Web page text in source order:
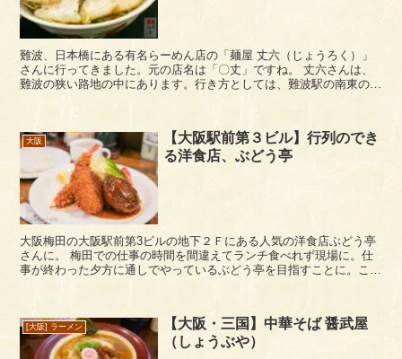
難波、日本橋にある有名らーめん店の「麺屋 丈六（じょうろく）」
さんに行ってきました。元の店名は「〇丈」ですね。 丈六さんは、
難波の狭い路地の中にあります。行き方としては、難波駅の南東の
大阪
【大阪駅前第３ビル】行列のでき
る洋食店、ぶどう亭
大阪梅田の大阪駅前第3ビルの地下２Ｆにある人気の洋食店ぶどう亭
さんに。 梅田での仕事の時間を間違えてランチ食べれず現場に。仕
事が終わった夕方に通しでやっているぶどう亭を目指すことに。これ
[大阪] ラーメン
【大阪・三国】中華そば 醤武屋
（しょうぶや）